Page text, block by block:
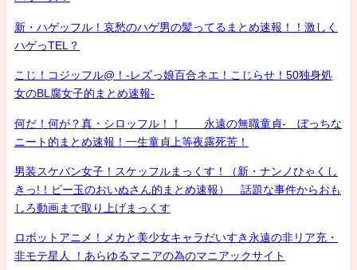
新・ハゲッフル！哀愁のハゲ男の髪ってるまとめ速報！！激しく
ハゲっTEL？
こじ！コジッフル@！-レズっ娘百合ネエ！こじらせ！50独身処
女のBL腐女子的まとめ速報-
何だ！何が？真・シロッフル！！ 永遠の無職童貞- ぼっちな
ニート的まとめ速報！一生童貞上等夜露死苦！
男装スケバン女子！スケッフルまっくす！（新・ナンノひゃくし
きっ!！ビー玉のおいぬさん的まとめ速報） 話題な事件からおも
しろ動画まで取り上げまっくす
ロボットアニメ！メカと美少女キャラだいすき永遠の非リア充・
非モテ星人 ！あらゆるマニアの為のマニアックサイト